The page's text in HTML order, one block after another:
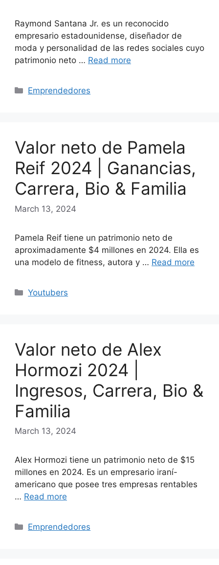
Raymond Santana Jr. es un reconocido
empresario estadounidense, diseñador de
moda y personalidad de las redes sociales cuyo
patrimonio neto … Read more
Categories
Emprendedores
Valor neto de Pamela
Reif 2024 | Ganancias,
Carrera, Bio & Familia
March 13, 2024
Pamela Reif tiene un patrimonio neto de
aproximadamente $4 millones en 2024. Ella es
una modelo de fitness, autora y … Read more
Categories
Youtubers
Valor neto de Alex
Hormozi 2024 |
Ingresos, Carrera, Bio &
Familia
March 13, 2024
Alex Hormozi tiene un patrimonio neto de $15
millones en 2024. Es un empresario iraní-
americano que posee tres empresas rentables
… Read more
Categories
Emprendedores